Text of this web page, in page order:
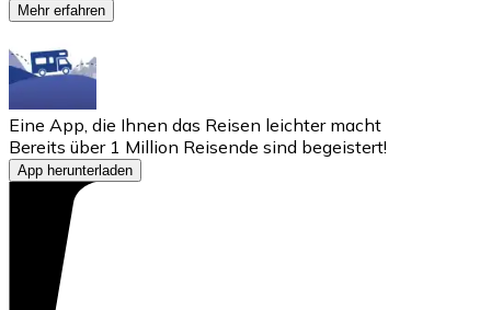
Mehr erfahren
Eine App, die Ihnen das Reisen leichter macht
Bereits über 1 Million Reisende sind begeistert!
App herunterladen